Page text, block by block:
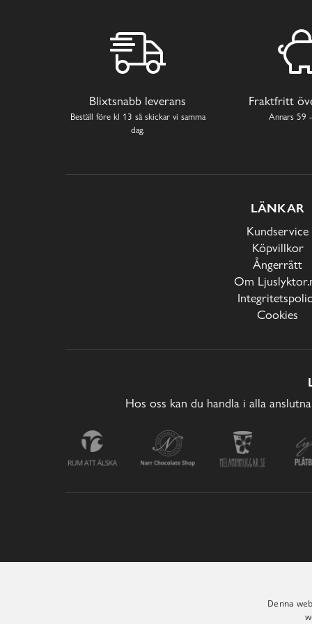
Blixtsnabb leverans
Beställ före kl 13 så skickar vi samma
dag.
Fraktfritt
Annars 59
LÄNKAR
Kundservice
Köpvillkor
Ångerrätt
Om
Cookies
Hos oss kan du handla i alla
Denna